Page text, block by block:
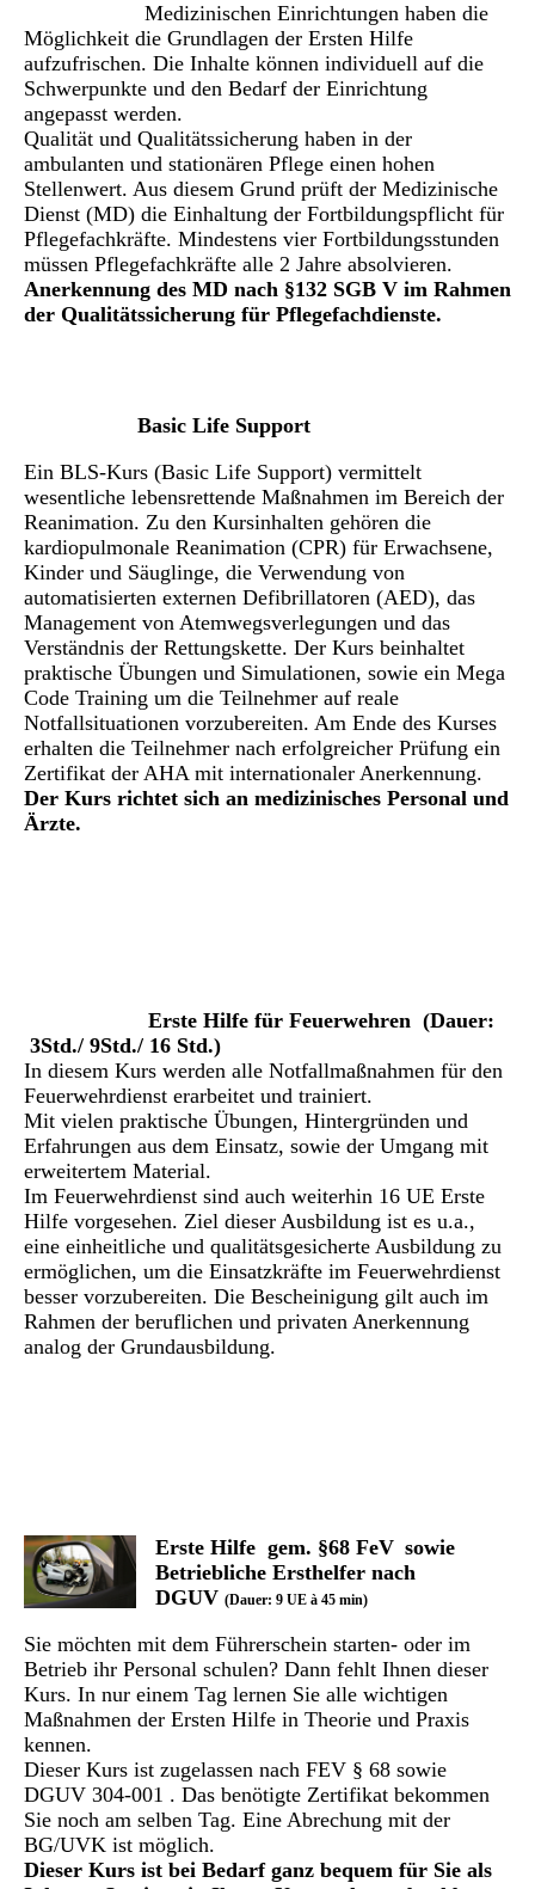
Medizinischen Einrichtungen haben die
Möglichkeit die Grundlagen der Ersten Hilfe
aufzufrischen. Die Inhalte können individuell auf die
Schwerpunkte und den Bedarf der Einrichtung
angepasst werden.
Qualität und Qualitätssicherung haben in der
ambulanten und stationären Pflege einen hohen
Stellenwert. Aus diesem Grund prüft der Medizinische
Dienst (MD) die Einhaltung der Fortbildungspflicht für
Pflegefachkräfte. Mindestens vier Fortbildungsstunden
müssen Pflegefachkräfte alle 2 Jahre absolvieren.
Anerkennung des MD nach §132 SGB V im Rahmen
der Qualitätssicherung für Pflegefachdienste.
Basic Life Support
Ein BLS-Kurs (Basic Life Support) vermittelt
wesentliche lebensrettende Maßnahmen im Bereich der
Reanimation. Zu den Kursinhalten gehören die
kardiopulmonale Reanimation (CPR) für Erwachsene,
Kinder und Säuglinge, die Verwendung von
automatisierten externen Defibrillatoren (AED), das
Management von Atemwegsverlegungen und das
Verständnis der Rettungskette. Der Kurs beinhaltet
praktische Übungen und Simulationen, sowie ein Mega
Code Training um die Teilnehmer auf reale
Notfallsituationen vorzubereiten. Am Ende des Kurses
erhalten die Teilnehmer nach erfolgreicher Prüfung ein
Zertifikat der AHA mit internationaler Anerkennung.
Der Kurs richtet sich an medizinisches Personal und
Ärzte.
Erste Hilfe für Feuerwehren (Dauer:
3Std./ 9Std./ 16 Std.)
In diesem Kurs werden alle Notfallmaßnahmen für den
Feuerwehrdienst erarbeitet und trainiert.
Mit vielen praktische Übungen, Hintergründen und
Erfahrungen aus dem Einsatz, sowie der Umgang mit
erweitertem Material.
Im Feuerwehrdienst sind auch weiterhin 16 UE Erste
Hilfe vorgesehen. Ziel dieser Ausbildung ist es u.a.,
eine einheitliche und qualitätsgesicherte Ausbildung zu
ermöglichen, um die Einsatzkräfte im Feuerwehrdienst
besser vorzubereiten. Die Bescheinigung gilt auch im
Rahmen der beruflichen und privaten Anerkennung
analog der Grundausbildung.
Erste Hilfe gem. §68 FeV sowie
Betriebliche Ersthelfer nach
DGUV(Dauer: 9 UE à 45 min)
Sie möchten mit dem Führerschein starten- oder im
Betrieb ihr Personal schulen? Dann fehlt Ihnen dieser
Kurs. In nur einem Tag lernen Sie alle wichtigen
Maßnahmen der Ersten Hilfe in Theorie und Praxis
kennen.
Dieser Kurs ist zugelassen nach FEV § 68 sowie
DGUV 304-001 . Das benötigte Zertifikat bekommen
Sie noch am selben Tag. Eine Abrechung mit der
BG/UVK ist möglich.
Dieser Kurs ist bei Bedarf ganz bequem für Sie als